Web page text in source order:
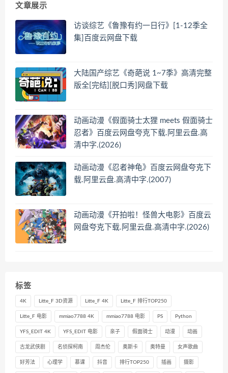
文章展示
访谈综艺《鲁豫有约一日行》[1-12季全
集]百度云网盘下载
大陆国产综艺《奇葩说 1~7季》高清完整
版全[完结][脱口秀]网盘下载
动画动漫《假面骑士太狸 meets 假面骑士
忍者》百度云网盘夸克下载.阿里云盘.高
清中字.(2026)
动画动漫《忍者神龟》百度云网盘夸克下
载.阿里云盘.高清中字.(2007)
动画动漫《开拍啦！怪兽大电影》百度云
网盘夸克下载.阿里云盘.高清中字.(2026)
标签
4K Litte_F 3D资源 Litte_F 4K Litte_F 排行TOP250
Litte_F 电影 mmiao7788 4K mmiao7788 电影 PS Python
YFS_EDIT 4K YFS_EDIT 电影 亲子 假面骑士 动漫 动画
古龙武侠剧 名侦探柯南 周杰伦 奥斯卡 奥特曼 女声歌曲
好芳法 心理学 慕课 抖音 排行TOP250 插画 摄影